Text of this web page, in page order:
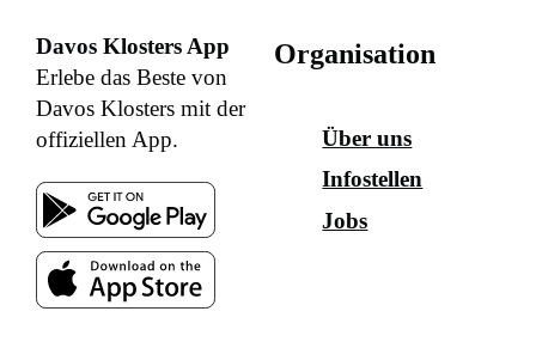
Davos Klosters App
Erlebe das Beste von
Davos Klosters mit der
offiziellen App.
Organisation
Über uns
Infostellen
Jobs